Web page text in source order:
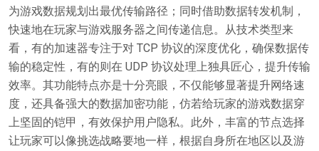
为游戏数据规划出最优传输路径；同时借助数据转发机制，
快速地在玩家与游戏服务器之间传递信息。从技术类型来
看，有的加速器专注于对 TCP 协议的深度优化，确保数据传
输的稳定性，有的则在 UDP 协议处理上独具匠心，提升传输
效率。其功能特点亦是十分亮眼，不仅能够显著提升网络速
度，还具备强大的数据加密功能，仿若给玩家的游戏数据穿
上坚固的铠甲，有效保护用户隐私。此外，丰富的节点选择
让玩家可以像挑选战略要地一样，根据自身所在地区以及游